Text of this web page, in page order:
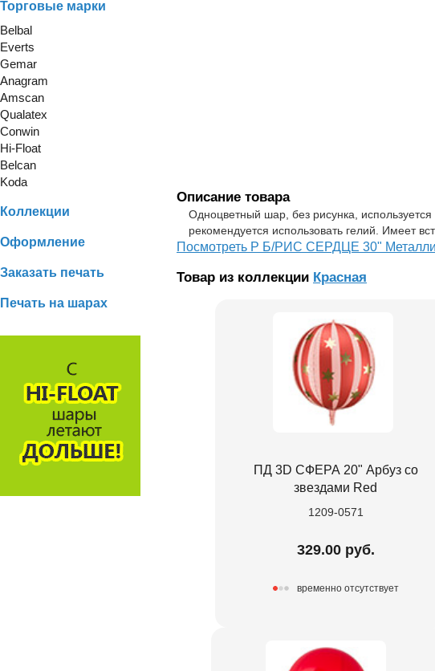
Торговые марки
Belbal
Everts
Gemar
Anagram
Amscan
Qualatex
Conwin
Hi-Float
Belcan
Koda
Коллекции
Оформление
Заказать печать
Печать на шарах
Описание товара
Одноцветный шар, без рисунка,
рекомендуется использовать гелий. Имеет
Посмотреть Р Б/РИС СЕРДЦЕ 30"
Товар из коллекции Красная
ПД 3D СФЕРА 20" Арбуз со
звездами Red
1209-0571
329.00 руб.
временно отсутствует